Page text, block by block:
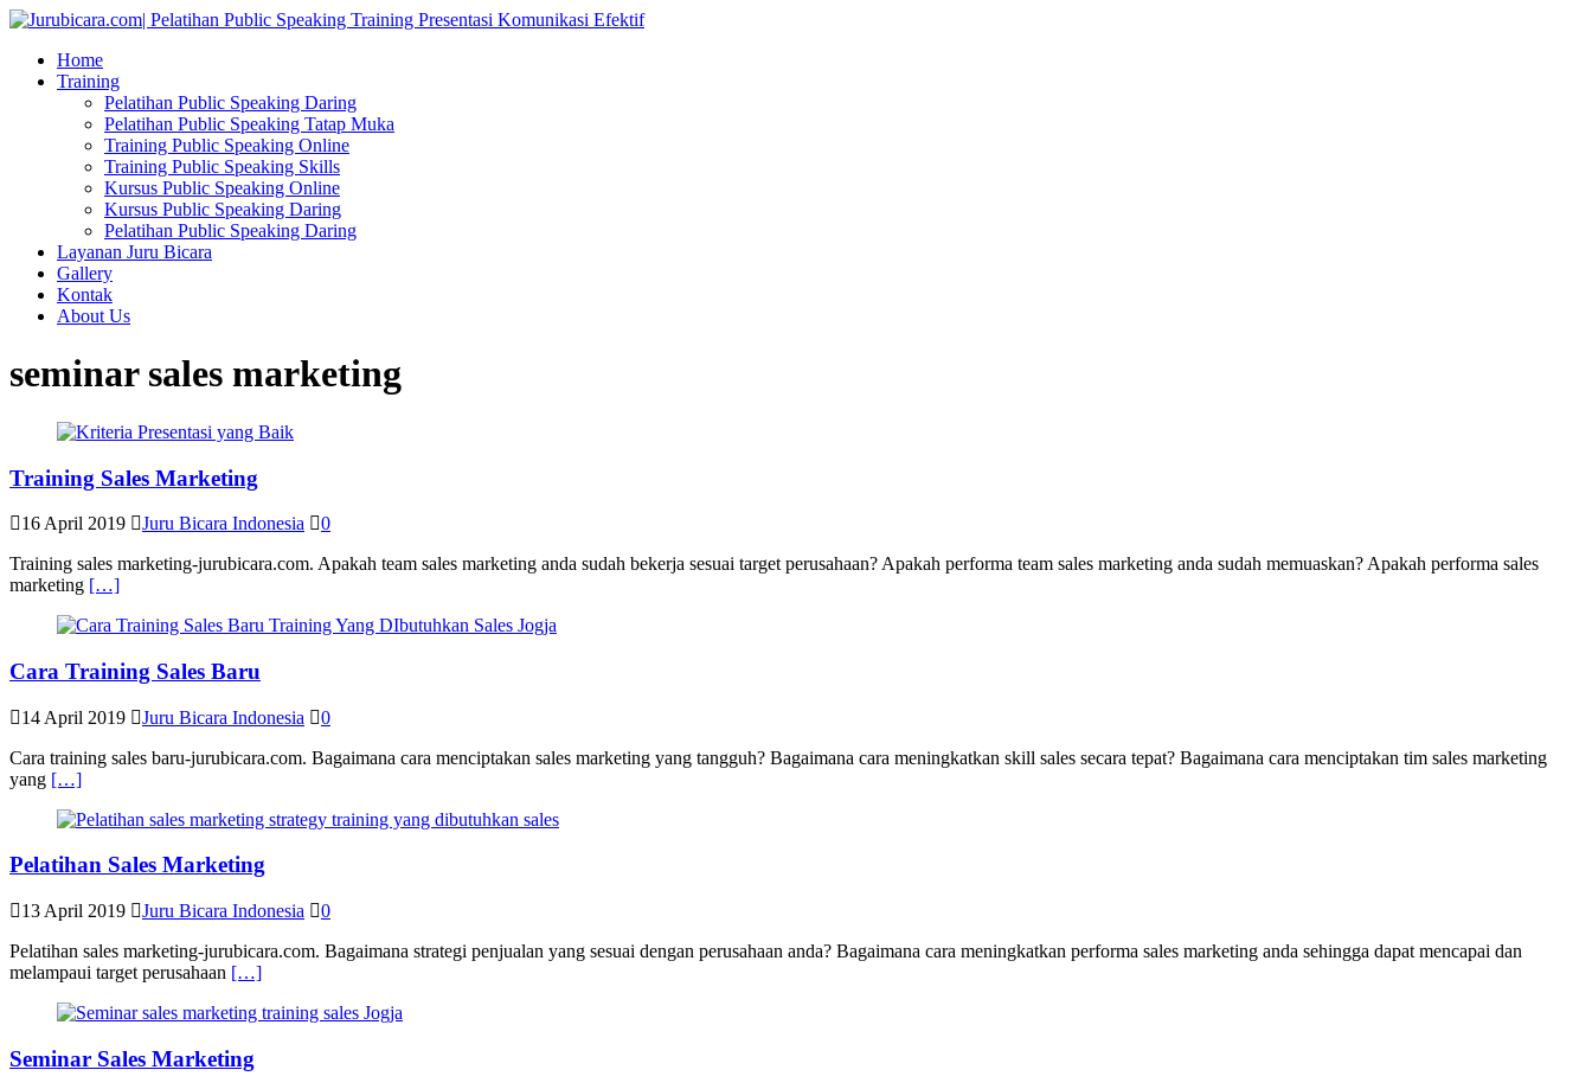
Home
Training
Pelatihan Public Speaking Daring
Pelatihan Public Speaking Tatap Muka
Training Public Speaking Online
Training Public Speaking Skills
Kursus Public Speaking Online
Kursus Public Speaking Daring
Pelatihan Public Speaking Daring
Layanan Juru Bicara
Gallery
Kontak
About Us
seminar sales marketing
Training Sales Marketing
16 April 2019 Juru Bicara Indonesia
0
Training sales marketing-jurubicara.com. Apakah team sales marketing anda sudah bekerja sesuai target perusahaan? Apakah performa team sales marketing anda sudah memuaskan? Apakah performa sales
marketing […]
Cara Training Sales Baru
14 April 2019 Juru Bicara Indonesia
0
Cara training sales baru-jurubicara.com. Bagaimana cara menciptakan sales marketing yang tangguh? Bagaimana cara meningkatkan skill sales secara tepat? Bagaimana cara menciptakan tim sales marketing
yang […]
Pelatihan Sales Marketing
13 April 2019 Juru Bicara Indonesia
0
Pelatihan sales marketing-jurubicara.com. Bagaimana strategi penjualan yang sesuai dengan perusahaan anda? Bagaimana cara meningkatkan performa sales marketing anda sehingga dapat mencapai dan
melampaui target perusahaan […]
Seminar Sales Marketing